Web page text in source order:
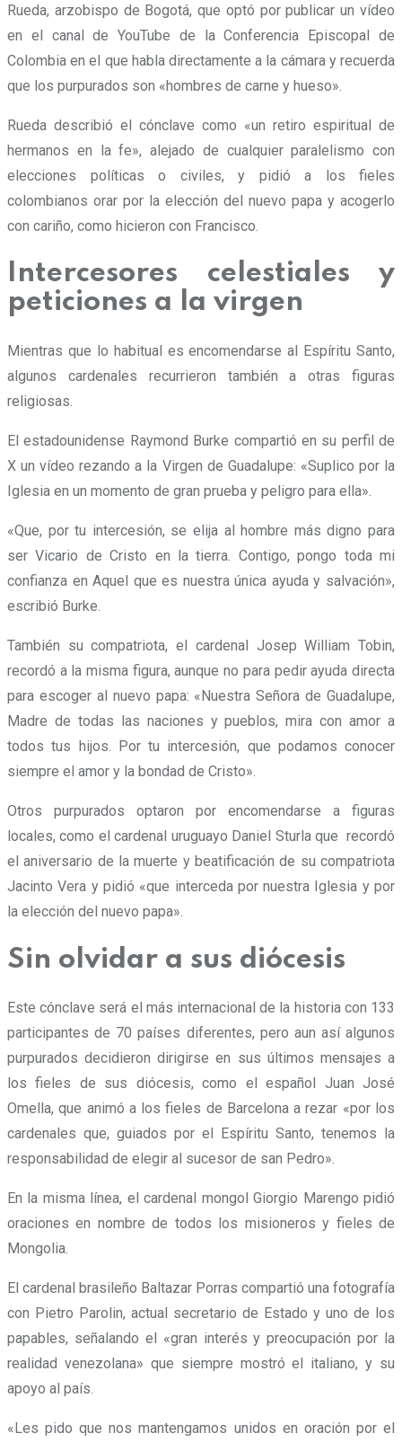
Rueda, arzobispo de Bogotá, que optó por publicar un vídeo
en el canal de YouTube de la Conferencia Episcopal de
Colombia en el que habla directamente a la cámara y recuerda
que los purpurados son «hombres de carne y hueso».
Rueda describió el cónclave como «un retiro espiritual de
hermanos en la fe», alejado de cualquier paralelismo con
elecciones políticas o civiles, y pidió a los fieles
colombianos orar por la elección del nuevo papa y acogerlo
con cariño, como hicieron con Francisco.
Intercesores celestiales y
peticiones a la virgen
Mientras que lo habitual es encomendarse al Espíritu Santo,
algunos cardenales recurrieron también a otras figuras
religiosas.
El estadounidense Raymond Burke compartió en su perfil de
X un vídeo rezando a la Virgen de Guadalupe: «Suplico por la
Iglesia en un momento de gran prueba y peligro para ella».
«Que, por tu intercesión, se elija al hombre más digno para
ser Vicario de Cristo en la tierra. Contigo, pongo toda mi
confianza en Aquel que es nuestra única ayuda y salvación»,
escribió Burke.
También su compatriota, el cardenal Josep William Tobin,
recordó a la misma figura, aunque no para pedir ayuda directa
para escoger al nuevo papa: «Nuestra Señora de Guadalupe,
Madre de todas las naciones y pueblos, mira con amor a
todos tus hijos. Por tu intercesión, que podamos conocer
siempre el amor y la bondad de Cristo».
Otros purpurados optaron por encomendarse a figuras
locales, como el cardenal uruguayo Daniel Sturla que recordó
el aniversario de la muerte y beatificación de su compatriota
Jacinto Vera y pidió «que interceda por nuestra Iglesia y por
la elección del nuevo papa».
Sin olvidar a sus diócesis
Este cónclave será el más internacional de la historia con 133
participantes de 70 países diferentes, pero aun así algunos
purpurados decidieron dirigirse en sus últimos mensajes a
los fieles de sus diócesis, como el español Juan José
Omella, que animó a los fieles de Barcelona a rezar «por los
cardenales que, guiados por el Espíritu Santo, tenemos la
responsabilidad de elegir al sucesor de san Pedro».
En la misma línea, el cardenal mongol Giorgio Marengo pidió
oraciones en nombre de todos los misioneros y fieles de
Mongolia.
El cardenal brasileño Baltazar Porras compartió una fotografía
con Pietro Parolin, actual secretario de Estado y uno de los
papables, señalando el «gran interés y preocupación por la
realidad venezolana» que siempre mostró el italiano, y su
apoyo al país.
«Les pido que nos mantengamos unidos en oración por el